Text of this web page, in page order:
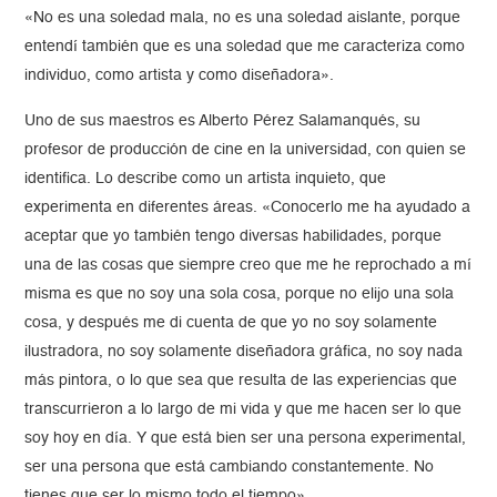
«No es una soledad mala, no es una soledad aislante, porque
entendí también que es una soledad que me caracteriza como
individuo, como artista y como diseñadora».
Uno de sus maestros es Alberto Pérez Salamanqués, su
profesor de producción de cine en la universidad, con quien se
identifica. Lo describe como un artista inquieto, que
experimenta en diferentes áreas. «Conocerlo me ha ayudado a
aceptar que yo también tengo diversas habilidades, porque
una de las cosas que siempre creo que me he reprochado a mí
misma es que no soy una sola cosa, porque no elijo una sola
cosa, y después me di cuenta de que yo no soy solamente
ilustradora, no soy solamente diseñadora gráfica, no soy nada
más pintora, o lo que sea que resulta de las experiencias que
transcurrieron a lo largo de mi vida y que me hacen ser lo que
soy hoy en día. Y que está bien ser una persona experimental,
ser una persona que está cambiando constantemente. No